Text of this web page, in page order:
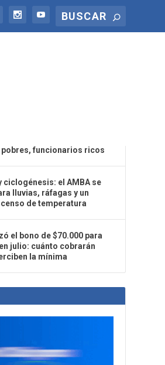
funcionarios ricos
ciclogénesis: el AMBA se
lluvias, ráfagas y un
de temperatura
el bono de $70.000 para
julio: cuánto cobrarán
la mínima